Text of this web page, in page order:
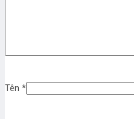
Tên *